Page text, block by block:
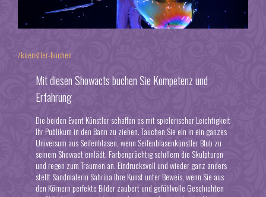
/kuenstler-buchen
Mit diesen Showacts buchen Sie Kompetenz und
Erfahrung
Die beiden Event Künstler schaffen es mit spielerischer Leichtigkeit
Ihr Publikum in den Bann zu ziehen. Tauchen Sie ein in ein ganzes
Universum aus Seifenblasen, wenn Seifenblasenkünstler Blub zu
seinem Showact einlädt. Farbenprächtig schillern die Skulpturen
und regen zum Träumen an. Eindrucksvoll und wieder ganz anders
stellt Sandmalerin Sabrina Ihre Kunst unter Beweis, wenn Sie aus
den Körnern perfekte Bilder zaubert und gefühlvolle Geschichten